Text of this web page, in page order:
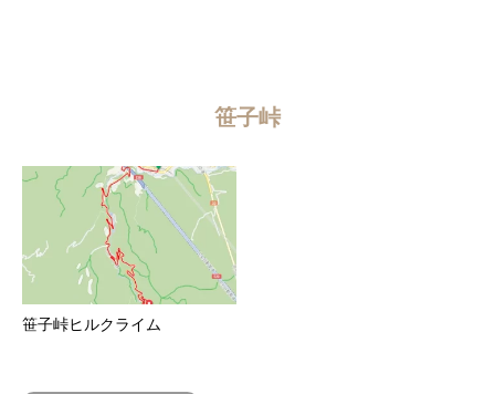
笹子峠
笹子峠ヒルクライム